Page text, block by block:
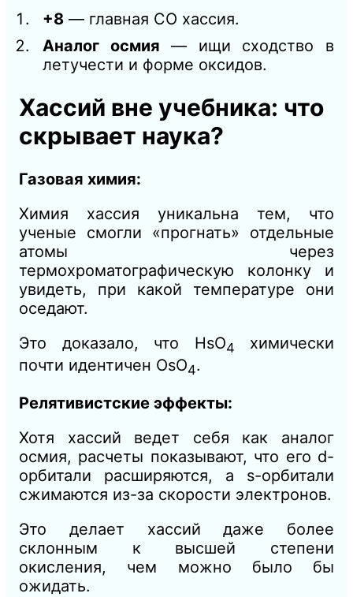
+8 — главная СО хассия.
Аналог осмия — ищи сходство в
летучести и форме оксидов.
Хассий вне учебника: что
скрывает наука?
Газовая химия:
Химия хассия уникальна тем, что
ученые смогли «прогнать» отдельные
атомы через
термохроматографическую колонку и
увидеть, при какой температуре они
оседают.
Это доказало, что HsO4
химически
почти идентичен OsO4.
Релятивистские эффекты:
Хотя хассий ведет себя как аналог
осмия, расчеты показывают, что его d-
орбитали расширяются, а s-орбитали
сжимаются из-за скорости электронов.
Это делает хассий даже более
склонным к высшей степени
окисления, чем можно было бы
ожидать.